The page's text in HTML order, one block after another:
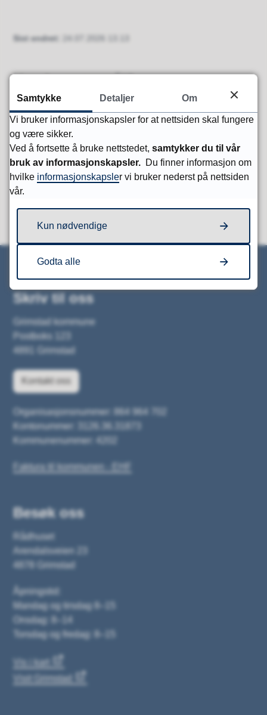
Sist endret 24.07.2026 13.13
Fant du det du lette etter?
Ja Nei
Skriv til oss
Grimstad kommune
Postboks 123
4891 Grimstad
Kontakt oss
Organisasjonsnummer: 864 964 702
Kontonummer: 3126.36.31873
Kommunenummer: 4202
Faktura til kommunen - EHF
Besøk oss
Rådhuset
Arendalsveien 23
4878 Grimstad
Åpningstid:
Mandag og tirsdag 8–15
Onsdag: 8–14
Torsdag og fredag: 8–15
Vis i kart
Visit Grimstad
Samtykke Detaljer Om
Vi bruker informasjonskapsler for at nettsiden skal fungere
og være sikker.
Ved å fortsette å bruke nettstedet, samtykker du til vår
bruk av informasjonskapsler. Du finner informasjon om
hvilke informasjonskapsler vi bruker nederst på nettsiden
vår.
Kun nødvendige
Godta alle